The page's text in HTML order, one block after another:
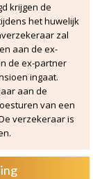
krijgen de
het huwelijk
zal
aan de ex-
de ex-partner
ingaat.
aan de
van een
verzekeraar is